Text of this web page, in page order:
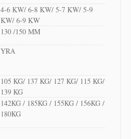
4-6 KW/ 6-8 KW/ 5-7 KW/ 5-9
KW/ 6-9 KW
130 /150 MM
YRA
105 KG/ 137 KG/ 127 KG/ 115 KG/
139 KG
142KG / 185KG / 155KG / 156KG /
180KG